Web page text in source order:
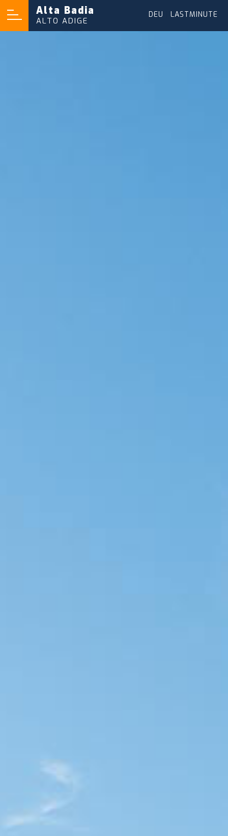
Alta Badia
ALTO ADIGE
DEU LASTMINUTE